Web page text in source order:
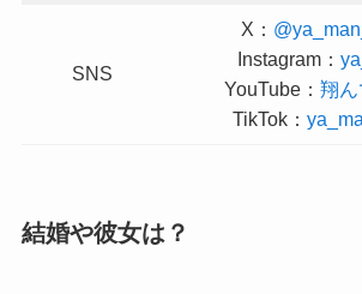
SNS
X：
Instagram：
YouTube：翔
TikTok：
結婚や彼女は？